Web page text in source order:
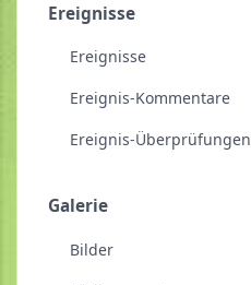
Ereignisse
Ereignisse
Ereignis-Kommentare
Ereignis-Überprüfungen
Galerie
Bilder